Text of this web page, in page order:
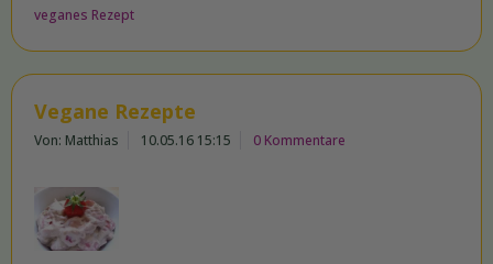
veganes Rezept
Vegane Rezepte
Von: Matthias 10.05.16 15:15 0 Kommentare